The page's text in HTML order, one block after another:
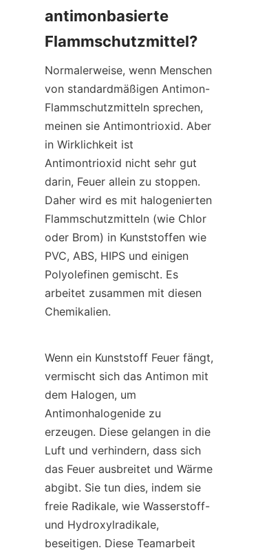
antimonbasierte
Flammschutzmittel?
Normalerweise, wenn Menschen
von standardmäßigen Antimon-
Flammschutzmitteln sprechen,
meinen sie Antimontrioxid. Aber
in Wirklichkeit ist
Antimontrioxid nicht sehr gut
darin, Feuer allein zu stoppen.
Daher wird es mit halogenierten
Flammschutzmitteln (wie Chlor
oder Brom) in Kunststoffen wie
PVC, ABS, HIPS und einigen
Polyolefinen gemischt. Es
arbeitet zusammen mit diesen
Chemikalien.
Wenn ein Kunststoff Feuer fängt,
vermischt sich das Antimon mit
dem Halogen, um
Antimonhalogenide zu
erzeugen. Diese gelangen in die
Luft und verhindern, dass sich
das Feuer ausbreitet und Wärme
abgibt. Sie tun dies, indem sie
freie Radikale, wie Wasserstoff-
und Hydroxylradikale,
beseitigen. Diese Teamarbeit